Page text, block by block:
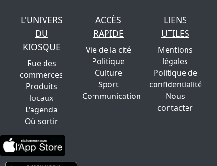
L'UNIVERS
DU
KIOSQUE
Rue des
commerces
Produits
locaux
L'agenda
Où sortir
ACCÈS
RAPIDE
Vie de la cité
Politique
Culture
Sport
Communication
LIENS
UTILES
Mentions
légales
Politique de
confidentialité
Nous
contacter